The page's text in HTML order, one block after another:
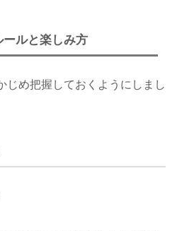
ルと楽しみ方
じめ把握しておくようにしまし